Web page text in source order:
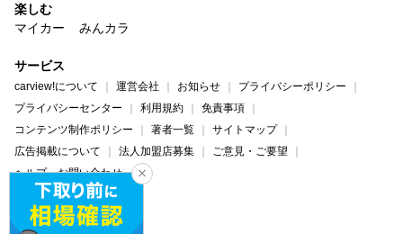
楽しむ
マイカー
みんカラ
サービス
carview!について 運営会社 お知らせ
プライバシーポリシー
プライバシーセンター
利用規約
免責事項
コンテンツ制作ポリシー
著者一覧
サイトマップ
広告掲載について
法人加盟店募集
ご意見・ご要望
ヘルプ・お問い合わせ
carview! Yahoo! JAPAN